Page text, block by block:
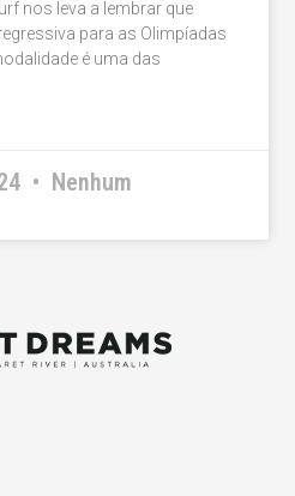
nos leva a lembrar que
para as Olimpíadas
é uma das
Nenhum